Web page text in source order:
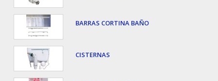
BARRAS CORTINA BAÑO
CISTERNAS